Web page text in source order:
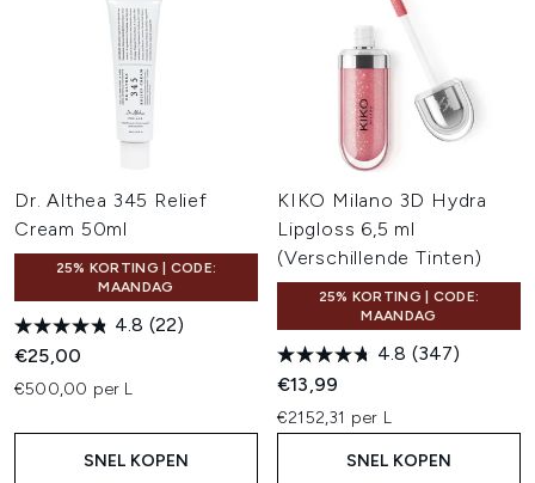
Dr. Althea 345 Relief
Cream 50ml
25% KORTING | CODE:
MAANDAG
4.8 (22)
€25,00
€500,00 per L
SNEL KOPEN
KIKO Milano 3D Hydra
Lipgloss 6,5 ml
(Verschillende Tinten)
25% KORTING | CODE:
MAANDAG
4.8 (347)
€13,99
€2152,31 per L
SNEL KOPEN